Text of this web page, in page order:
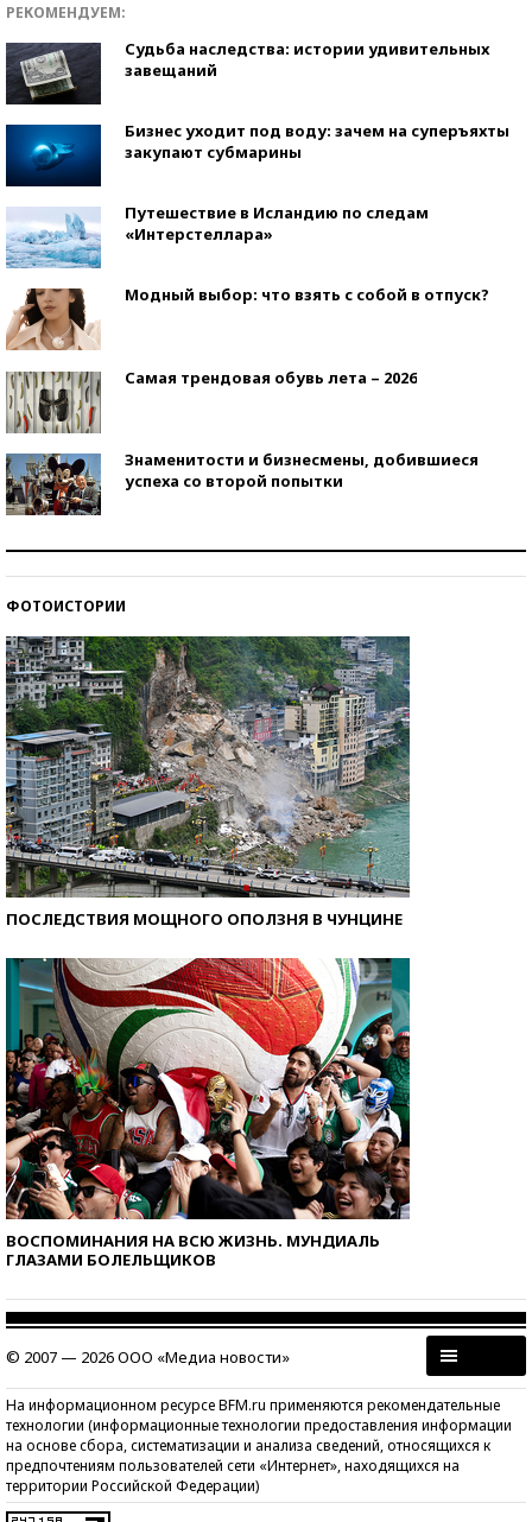
РЕКОМЕНДУЕМ:
Судьба наследства: истории удивительных
завещаний
Бизнес уходит под воду: зачем на суперъяхты
закупают субмарины
Путешествие в Исландию по следам
«Интерстеллара»
Модный выбор: что взять с собой в отпуск?
Самая трендовая обувь лета – 2026
Знаменитости и бизнесмены, добившиеся
успеха со второй попытки
ФОТОИСТОРИИ
ПОСЛЕДСТВИЯ МОЩНОГО ОПОЛЗНЯ В ЧУНЦИНЕ
ВОСПОМИНАНИЯ НА ВСЮ ЖИЗНЬ. МУНДИАЛЬ
ГЛАЗАМИ БОЛЕЛЬЩИКОВ
© 2007 — 2026 ООО «Медиа новости»
На информационном ресурсе BFM.ru применяются рекомендательные
технологии (информационные технологии предоставления информации
на основе сбора, систематизации и анализа сведений, относящихся к
предпочтениям пользователей сети «Интернет», находящихся на
территории Российской Федерации)